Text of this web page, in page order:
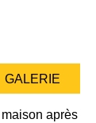
GALERIE
GALERIE
après